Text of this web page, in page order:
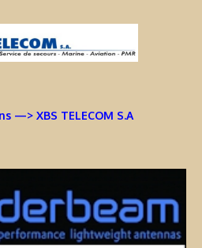
—> XBS TELECOM S.A